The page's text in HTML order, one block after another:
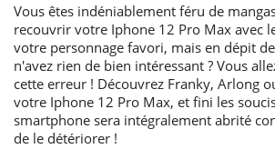
Vous êtes indéniablement féru de
recouvrir votre Iphone 12 Pro Max avec
votre personnage favori, mais en dépit
n'avez rien de bien intéressant ? Vous
cette erreur ! Découvrez Franky, Arlong
votre Iphone 12 Pro Max, et fini les
smartphone sera intégralement abrité
de le détériorer !